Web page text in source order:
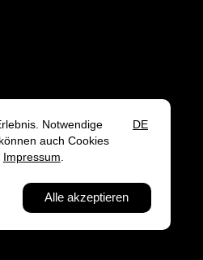
Datenschutz AGB